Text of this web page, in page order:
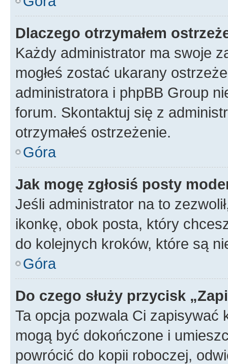
Dlaczego otrzymałem
Każdy administrator ma swoje
mogłeś zostać ukarany
administratora i phpBB Group
forum. Skontaktuj się z
otrzymałeś ostrzeżenie.
Góra
Jak mogę zgłosiś posty
Jeśli administrator na to
ikonkę, obok posta, który
do kolejnych kroków, które są
Góra
Do czego służy przycisk
Ta opcja pozwala Ci zapisywać
mogą być dokończone i
powrócić do kopii roboczej,